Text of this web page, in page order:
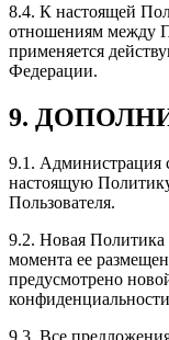
8.4. К настоящей
отношениям между
применяется
Федерации.
9.
9.1. Администрация
настоящую
Пользователя.
9.2. Новая Политика
момента ее
предусмотрено